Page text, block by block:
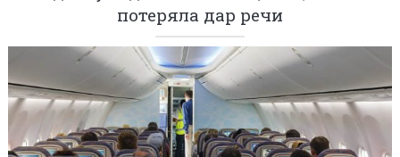
потеряла дар речи